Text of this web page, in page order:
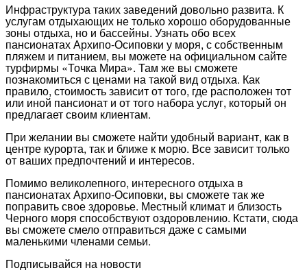
Инфраструктура таких заведений довольно развита. К
услугам отдыхающих не только хорошо оборудованные
зоны отдыха, но и бассейны. Узнать обо всех
пансионатах Архипо-Осиповки у моря, с собственным
пляжем и питанием, вы можете на официальном сайте
турфирмы «Точка Мира». Там же вы сможете
познакомиться с ценами на такой вид отдыха. Как
правило, стоимость зависит от того, где расположен тот
или иной пансионат и от того набора услуг, который он
предлагает своим клиентам.
При желании вы сможете найти удобный вариант, как в
центре курорта, так и ближе к морю. Все зависит только
от ваших предпочтений и интересов.
Помимо великолепного, интересного отдыха в
пансионатах Архипо-Осиповки, вы сможете так же
поправить свое здоровье. Местный климат и близость
Черного моря способствуют оздоровлению. Кстати, сюда
вы сможете смело отправиться даже с самыми
маленькими членами семьи.
Подписывайся на новости